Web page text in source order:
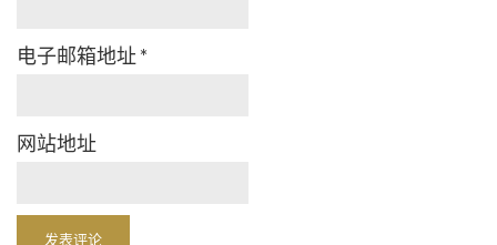
电子邮箱地址 *
网站地址